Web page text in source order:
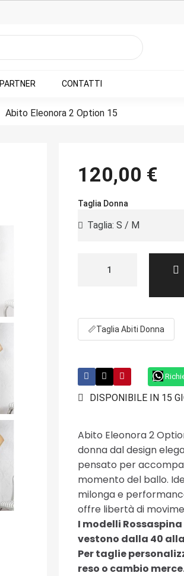
PARTNER CONTATTI
Abito Eleonora 2 Option 15
120,00 €
Taglia Donna
📏Taglia Abiti Donna
DISPONIBILE IN 15
Abito Eleonora 2
donna dal design
pensato per
momento del ballo.
milonga e
offre libertà di
I modelli
vestono dalla 40
Per taglie
reso o cambio